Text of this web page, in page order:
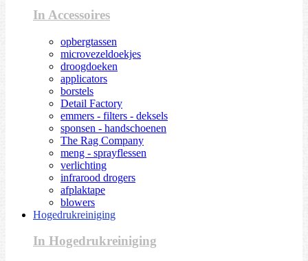
In Accessoires
opbergtassen
microvezeldoekjes
droogdoeken
applicators
borstels
Detail Factory
emmers - filters - deksels
sponsen - handschoenen
The Rag Company
meng - sprayflessen
verlichting
infrarood drogers
afplaktape
blowers
Hogedrukreiniging
In Hogedrukreiniging